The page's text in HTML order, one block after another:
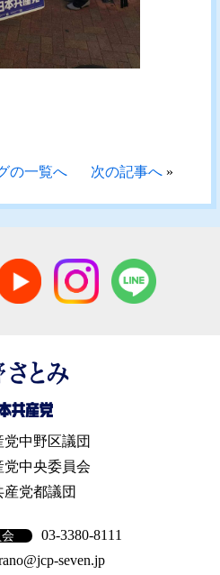
の一覧へ 次の記事へ»
党中野区議団
党中央委員会
産党都議団
03-3380-8111
seven.jp